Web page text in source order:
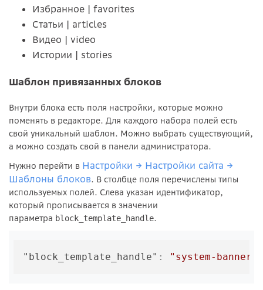
Избранное | favorites
Статьи | articles
Видео | video
Истории | stories
Шаблон привязанных блоков
Внутри блока есть поля настройки, которые можно
поменять в редакторе. Для каждого набора полей есть
свой уникальный шаблон. Можно выбрать существующий,
а можно создать свой в панели администратора.
Нужно перейти в Настройки → Настройки сайта →
Шаблоны блоков. В столбце поля перечислены типы
используемых полей. Слева указан идентификатор,
который прописывается в значении
параметра block_template_handle.
"block_template_handle" : "system-banner-